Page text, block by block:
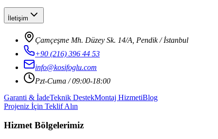
İletişim
Çamçeşme Mh. Düzey Sk. 14/A, Pendik / İstanbul
+90 (216) 396 44 53
info@kosifoglu.com
Pzt-Cuma / 09:00-18:00
Garanti & İadeTeknik DestekMontaj HizmetiBlog
Projeniz İçin Teklif Alın
Hizmet Bölgelerimiz